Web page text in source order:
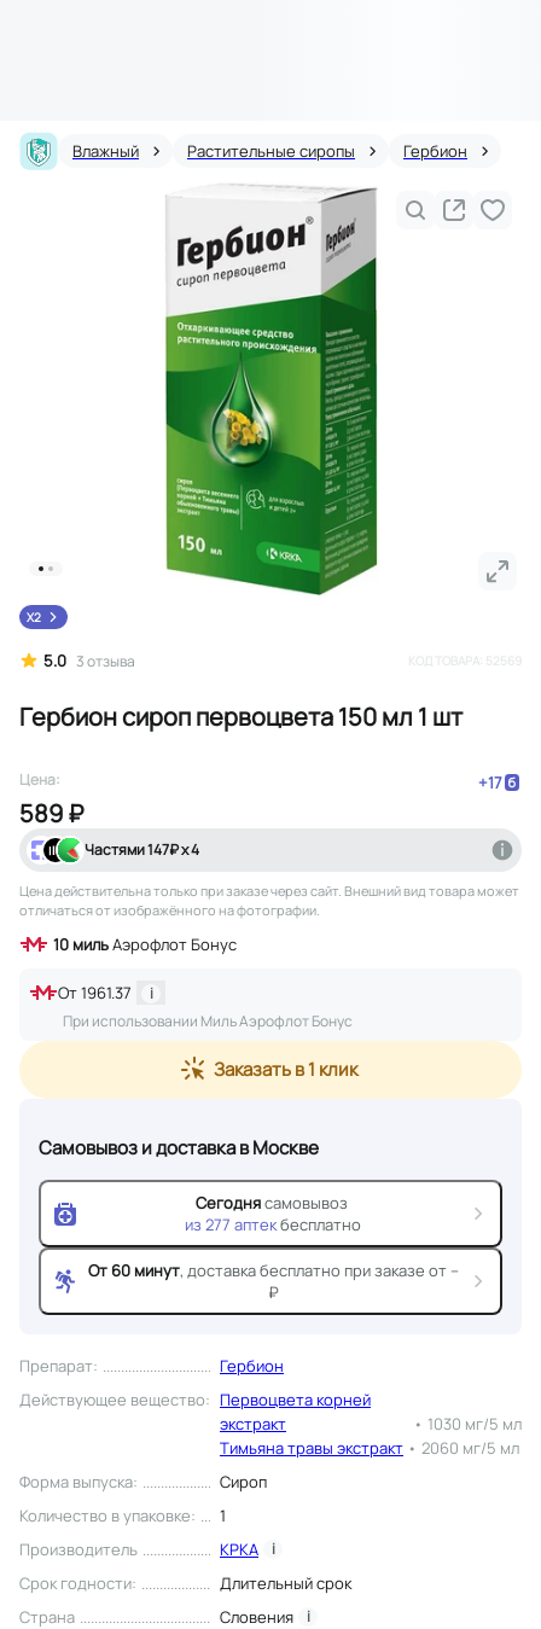
Влажный Растительные сиропы Гербион
5.0 3отзыва
Гербион сироп первоцвета 150 мл 1 шт
X2
Препарат:
Гербион
Действующее вещество: Первоцвета корней
экстракт
• 1030 мг/5 мл
Тимьяна травы экстракт • 2060 мг/5 мл
Форма выпуска:
Сироп
Количество в упаковке:
1
Производитель
КРКА i
Срок годности:
Длительный срок
Страна
Словения i
Цена: +17
589 ₽
Частями147₽ х 4
Цена действительна только при заказе через сайт. Внешний вид товара может
отличаться от изображённого на фотографии.
10 мильАэрофлот Бонус
От1961.37
i
При использовании Миль Аэрофлот Бонус
Заказать в 1 клик
Самовывоз и доставкав Москве
Сегоднясамовывоз
из 277 аптекбесплатно
От 60 минут, доставкабесплатно при заказе от --
₽